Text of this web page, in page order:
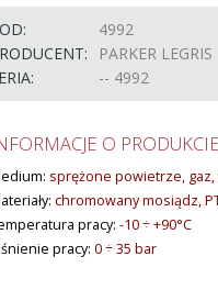
4992
PARKER LEGRIS
-- 4992
O
sprężone powietrze,
chromowany mosiądz,
pracy: -10 ÷ +90°C
pracy: 0 ÷ 35 bar